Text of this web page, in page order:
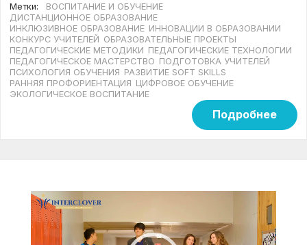
Метки:
ВОСПИТАНИЕ И ОБУЧЕНИЕ
ДИСТАНЦИОННОЕ ОБРАЗОВАНИЕ
ИНКЛЮЗИВНОЕ ОБРАЗОВАНИЕ ИННОВАЦИИ В ОБРАЗОВАНИИ
КОНКУРС УЧИТЕЛЕЙ ОБРАЗОВАТЕЛЬНЫЕ ПРОЕКТЫ
ПЕДАГОГИЧЕСКИЕ МЕТОДИКИ ПЕДАГОГИЧЕСКИЕ ТЕХНОЛОГИИ
ПЕДАГОГИЧЕСКОЕ МАСТЕРСТВО ПОДГОТОВКА УЧИТЕЛЕЙ
ПСИХОЛОГИЯ ОБУЧЕНИЯ РАЗВИТИЕ SOFT SKILLS
РАННЯЯ ПРОФОРИЕНТАЦИЯ ЦИФРОВОЕ ОБУЧЕНИЕ
ЭКОЛОГИЧЕСКОЕ ВОСПИТАНИЕ
Подробнее
Видеоплеер